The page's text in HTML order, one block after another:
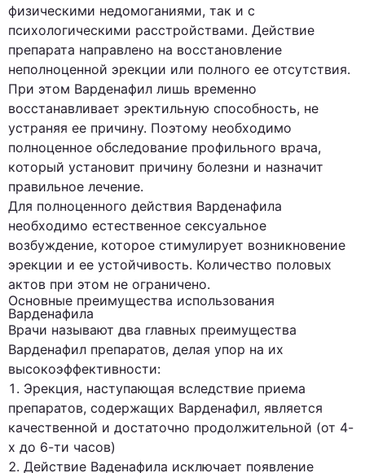
физическими недомоганиями, так и с
психологическими расстройствами. Действие
препарата направлено на восстановление
неполноценной эрекции или полного ее отсутствия.
При этом Варденафил лишь временно
восстанавливает эректильную способность, не
устраняя ее причину. Поэтому необходимо
полноценное обследование профильного врача,
который установит причину болезни и назначит
правильное лечение.
Для полноценного действия Варденафила
необходимо естественное сексуальное
возбуждение, которое стимулирует возникновение
эрекции и ее устойчивость. Количество половых
актов при этом не ограничено.
Основные преимущества использования
Варденафила
Врачи называют два главных преимущества
Варденафил препаратов, делая упор на их
высокоэффективности:
Эрекция, наступающая вследствие приема
препаратов, содержащих Варденафил, является
качественной и достаточно продолжительной (от 4-
х до 6-ти часов)
Действие Ваденафила исключает появление